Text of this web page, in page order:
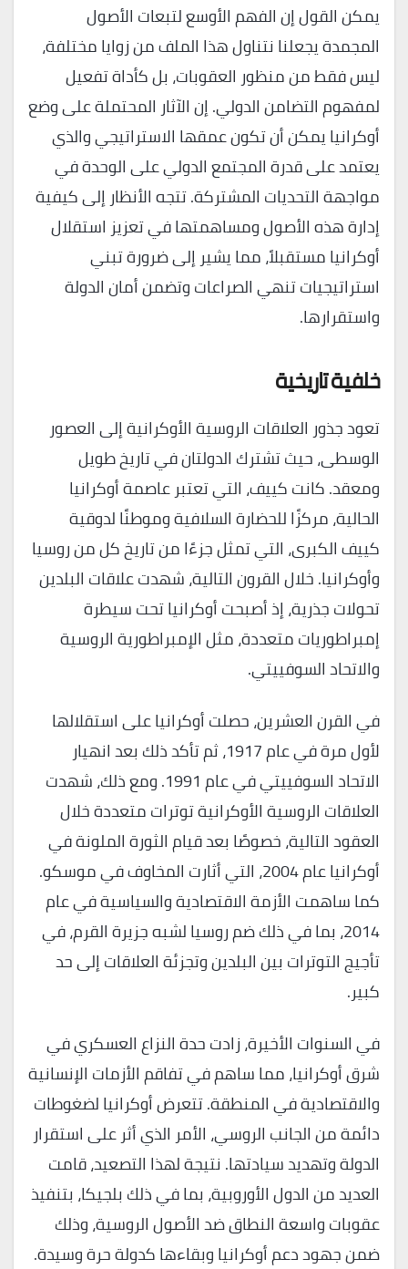
يمكن القول إن الفهم الأوسع لتبعات الأصول
المجمدة يجعلنا نتناول هذا الملف من زوايا مختلفة،
ليس فقط من منظور العقوبات، بل كأداة تفعيل
لمفهوم التضامن الدولي. إن الآثار المحتملة على وضع
أوكرانيا يمكن أن تكون عمقها الاستراتيجي والذي
يعتمد على قدرة المجتمع الدولي على الوحدة في
مواجهة التحديات المشتركة. تتجه الأنظار إلى كيفية
إدارة هذه الأصول ومساهمتها في تعزيز استقلال
أوكرانيا مستقبلاً، مما يشير إلى ضرورة تبني
استراتيجيات تنهي الصراعات وتضمن أمان الدولة
واستقرارها.
خلفية تاريخية
تعود جذور العلاقات الروسية الأوكرانية إلى العصور
الوسطى، حيث تشترك الدولتان في تاريخ طويل
ومعقد. كانت كييف، التي تعتبر عاصمة أوكرانيا
الحالية، مركزًا للحضارة السلافية وموطنًا لدوقية
كييف الكبرى، التي تمثل جزءًا من تاريخ كل من روسيا
وأوكرانيا. خلال القرون التالية، شهدت علاقات البلدين
تحولات جذرية، إذ أصبحت أوكرانيا تحت سيطرة
إمبراطوريات متعددة، مثل الإمبراطورية الروسية
والاتحاد السوفييتي.
في القرن العشرين، حصلت أوكرانيا على استقلالها
لأول مرة في عام 1917، ثم تأكد ذلك بعد انهيار
الاتحاد السوفييتي في عام 1991. ومع ذلك، شهدت
العلاقات الروسية الأوكرانية توترات متعددة خلال
العقود التالية، خصوصًا بعد قيام الثورة الملونة في
أوكرانيا عام 2004، التي أثارت المخاوف في موسكو.
كما ساهمت الأزمة الاقتصادية والسياسية في عام
2014، بما في ذلك ضم روسيا لشبه جزيرة القرم، في
تأجيج التوترات بين البلدين وتجزئة العلاقات إلى حد
كبير.
في السنوات الأخيرة، زادت حدة النزاع العسكري في
شرق أوكرانيا، مما ساهم في تفاقم الأزمات الإنسانية
والاقتصادية في المنطقة. تتعرض أوكرانيا لضغوطات
دائمة من الجانب الروسي، الأمر الذي أثر على استقرار
الدولة وتهديد سيادتها. نتيجة لهذا التصعيد، قامت
العديد من الدول الأوروبية، بما في ذلك بلجيكا، بتنفيذ
عقوبات واسعة النطاق ضد الأصول الروسية، وذلك
ضمن جهود دعم أوكرانيا وبقاءها كدولة حرة وسيدة.